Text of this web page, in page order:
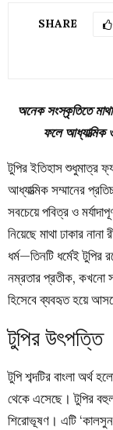
SHARE
অনেক সংস্কৃতিতে
ফলে আধ্যাত্মিক ও
টুপির ইতিহাস শুধুমাত্র
আধ্যাত্মিক সম্মানের
সবচেয়ে পবিত্র ও
নিয়েছে মাথা ঢাকার
ধর্ম—তিনটি ধর্মেই
নম্রতার প্রতীক, কখনো
হিসেবে ব্যবহৃত হয়ে
টুপির উৎপত্তি
টুপি শব্দটির বাংলা অর্থ
থেকে এসেছে। টুপির বহুল
শিরোভূষণ। এটি